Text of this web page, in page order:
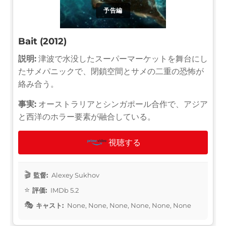
予告編
Bait (2012)
説明: 津波で水没したスーパーマーケットを舞台にし
たサメパニックで、閉鎖空間とサメの二重の恐怖が
絡み合う。
事実: オーストラリアとシンガポール合作で、アジア
と西洋のホラー要素が融合している。
視聴する
監督: Alexey Sukhov
評価: IMDb 5.2
キャスト: None, None, None, None, None, None